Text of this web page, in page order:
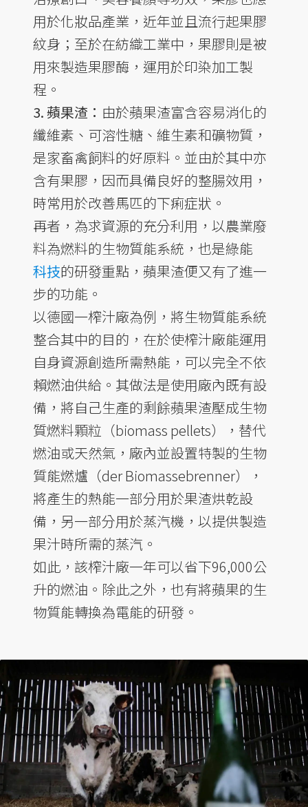
用於化妝品產業，近年並且流行起果膠
紋身；至於在紡織工業中，果膠則是被
用來製造果膠酶，運用於印染加工製
程。
3. 蘋果渣： 由於蘋果渣富含容易消化的
纖維素、可溶性糖、維生素和礦物質，
是家畜禽飼料的好原料。並由於其中亦
含有果膠，因而具備良好的整腸效用，
時常用於改善馬匹的下痢症狀。
再者，為求資源的充分利用，以農業廢
料為燃料的生物質能系統，也是綠能
科技的研發重點，蘋果渣便又有了進一
步的功能。
以德國一榨汁廠為例，將生物質能系統
整合其中的目的，在於使榨汁廠能運用
自身資源創造所需熱能，可以完全不依
賴燃油供給。其做法是使用廠內既有設
備，將自己生產的剩餘蘋果渣壓成生物
質燃料顆粒（biomass pellets），替代
燃油或天然氣，廠內並設置特製的生物
質能燃爐（der Biomassebrenner），
將產生的熱能一部分用於果渣烘乾設
備，另一部分用於蒸汽機，以提供製造
果汁時所需的蒸汽。
如此，該榨汁廠一年可以省下96,000公
升的燃油。除此之外，也有將蘋果的生
物質能轉換為電能的研發。